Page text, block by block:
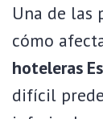
Una de las
cómo
hoteleras
difícil